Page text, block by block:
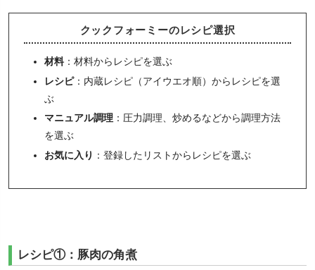
クックフォーミーのレシピ選択
材料：材料からレシピを選ぶ
レシピ：内蔵レシピ（アイウエオ順）からレシピを選
ぶ
マニュアル調理：圧力調理、炒めるなどから調理方法
を選ぶ
お気に入り ：登録したリストからレシピを選ぶ
レシピ①：豚肉の角煮